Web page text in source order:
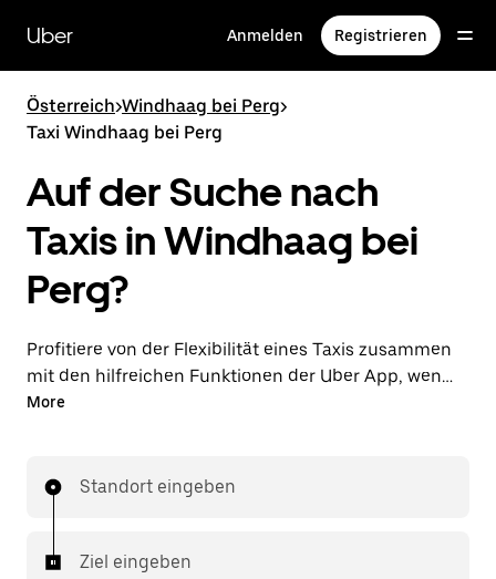
zum
Hauptinhalt
Uber Anmelden Registrieren
Österreich>Windhaag bei Perg>
Taxi Windhaag bei Perg
Auf der Suche nach
Taxis in Windhaag bei
Perg?
Profitiere von der Flexibilität eines Taxis zusammen
mit den hilfreichen Funktionen der Uber App, wenn
du Fahrten über die Uber App in Windhaag bei Perg
bestellen und dir günstige Vorab-Fixpreise für jede
More
Standort eingeben
Ziel eingeben